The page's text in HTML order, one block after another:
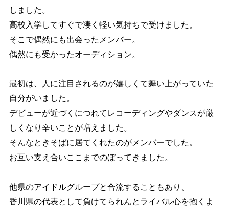
しました。
高校入学してすぐで凄く軽い気持ちで受けました。
そこで偶然にも出会ったメンバー。
偶然にも受かったオーディション。
最初は、人に注目されるのが嬉しくて舞い上がっていた
自分がいました。
デビューが近づくにつれてレコーディングやダンスが厳
しくなり辛いことが増えました。
そんなときそばに居てくれたのがメンバーでした。
お互い支え合いここまでのぼってきました。
他県のアイドルグループと合流することもあり、
香川県の代表として負けてられんとライバル心を抱くよ